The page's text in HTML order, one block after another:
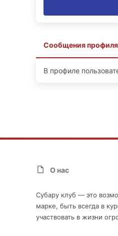
Сообщения профиля
В профиле
О нас
Субару клуб — это
марке, быть всегда в
участвовать в жизни